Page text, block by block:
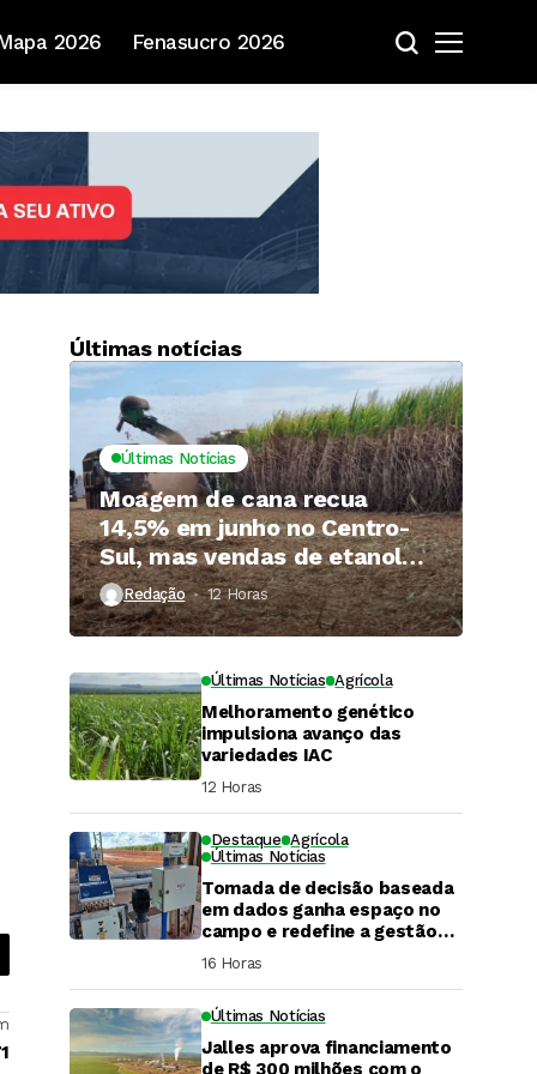
2026 Fenasucro 2026
Últimas notícias
Últimas Notícias
Moagem de cana recua
14,5% em junho no Centro-
Sul, mas vendas de etanol
superam 3 bilhões de litros
Redação 12 Horas ⁮
Últimas Notícias Agrícola
Melhoramento genético
impulsiona avanço das
variedades IAC
12 Horas ⁮
Destaque Agrícola
Últimas Notícias
Tomada de decisão baseada
em dados ganha espaço no
campo e redefine a gestão
hídrica das propriedades
rurais
16 Horas ⁮
Últimas Notícias
Jalles aprova financiamento
de R$ 300 milhões com o
DaCana Cast